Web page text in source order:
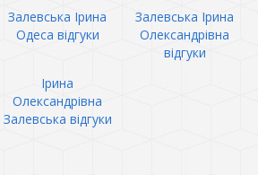
Залевська Ірина
Одеса відгуки
Залевська Ірина
Олександрівна
відгуки
Ірина
Олександрівна
Залевська відгуки